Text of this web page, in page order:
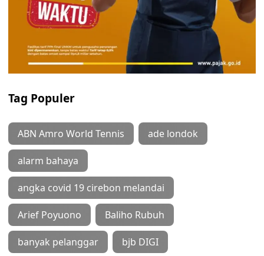
Tag Populer
ABN Amro World Tennis ade londok
alarm bahaya
angka covid 19 cirebon melandai
Arief Poyuono Baliho Rubuh
banyak pelanggar bjb DIGI